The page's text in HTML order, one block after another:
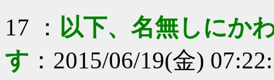
17 ： 以下、名無しにか
す ： 2015/06/19(金)